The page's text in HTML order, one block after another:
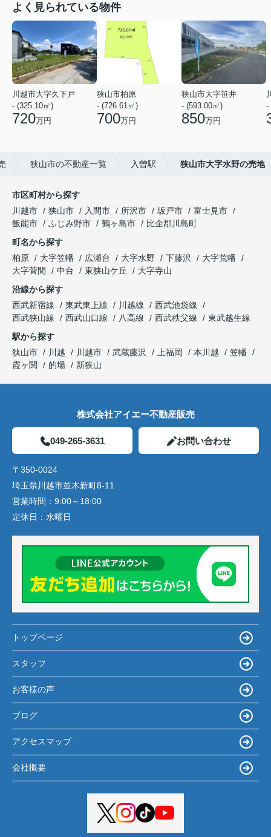
よく見られている物件
川越市大字久下戸
- (325.10㎡)
720万円
狭山市柏原
- (726.61㎡)
700万円
狭山市大字笹井
- (593.00㎡)
850万円
-
狭山市の不動産一覧 入曽駅 狭山市大字水野の売地
市区町村から探す
川越市
狭山市 入間市 所沢市 坂戸市
富士見市
飯能市
ふじみ野市 鶴ヶ島市
比企郡川島町
町名から探す
柏原
大字笠幡 広瀬台 大字水野 下藤沢
大字荒幡
大字菅間
中台 東狭山ケ丘
大字寺山
沿線から探す
西武新宿線
東武東上線 川越線
西武池袋線
西武狭山線
西武山口線 八高線 西武秩父線
東武越生線
駅から探す
狭山市
川越 川越市 武蔵藤沢 上福岡 本川越
笠幡
霞ヶ関
的場 新狭山
株式会社アイエー不動産販売
049-265-3631 お問い合わせ
〒350-0024
埼玉県川越市並木新町8-11
営業時間： 9:00～18:00
定休日： 水曜日
トップページ
スタッフ
お客様の声
ブログ
アクセスマップ
会社概要